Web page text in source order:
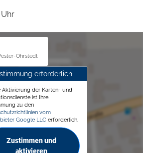
Ohrstedt
erforderlich
Aktivierung der Karten- und
ist Ihre
zu den
vom
Google LLC erforderlich.
Zustimmen und
aktivieren